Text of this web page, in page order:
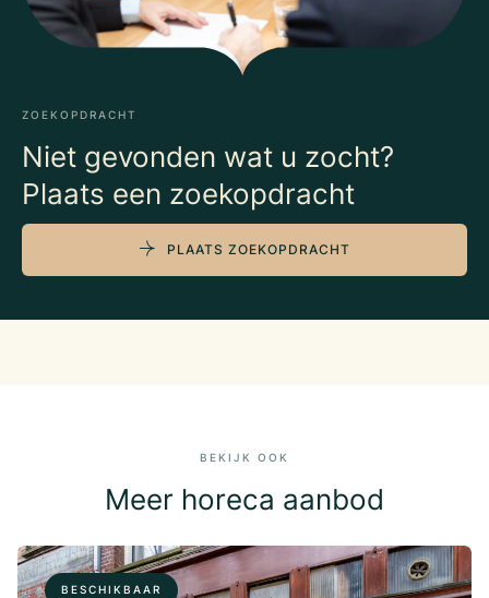
ZOEKOPDRACHT
Niet gevonden wat u zocht?
Plaats een zoekopdracht
PLAATS ZOEKOPDRACHT
BEKIJK OOK
Meer horeca aanbod
BESCHIKBAAR